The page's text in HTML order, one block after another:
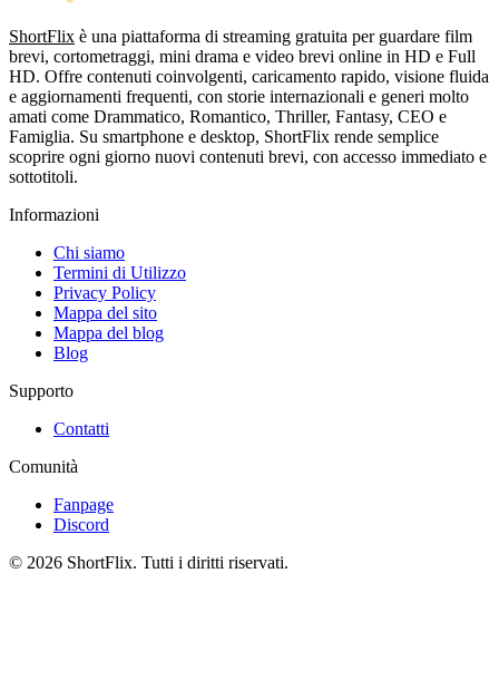
ShortFlix è una piattaforma di streaming gratuita per guardare film
brevi, cortometraggi, mini drama e video brevi online in HD e Full
HD. Offre contenuti coinvolgenti, caricamento rapido, visione fluida
e aggiornamenti frequenti, con storie internazionali e generi molto
amati come Drammatico, Romantico, Thriller, Fantasy, CEO e
Famiglia. Su smartphone e desktop, ShortFlix rende semplice
scoprire ogni giorno nuovi contenuti brevi, con accesso immediato e
sottotitoli.
Informazioni
Chi siamo
Termini di Utilizzo
Privacy Policy
Mappa del sito
Mappa del blog
Blog
Supporto
Contatti
Comunità
Fanpage
Discord
© 2026 ShortFlix. Tutti i diritti riservati.